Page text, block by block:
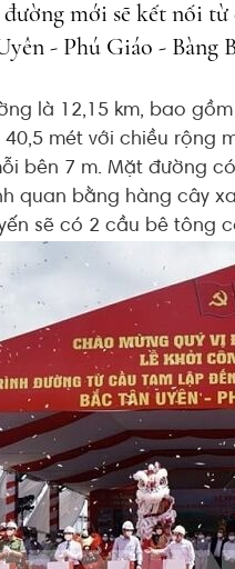
mới sẽ kết nối
- Phú Giáo - Bàng
là 12,15 km, bao
mét với chiều rộng
bên 7 m. Mặt đường
quan bằng hàng cây
sẽ có 2 cầu bê tông